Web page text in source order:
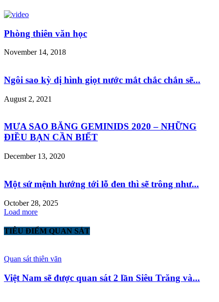
Phòng thiên văn học
November 14, 2018
Ngôi sao kỳ dị hình giọt nước mắt chắc chắn sẽ...
August 2, 2021
MƯA SAO BĂNG GEMINIDS 2020 – NHỮNG
ĐIỀU BẠN CẦN BIẾT
December 13, 2020
Một sứ mệnh hướng tới lỗ đen thì sẽ trông như...
October 28, 2025
Load more
TIÊU ĐIỂM QUAN SÁT
Quan sát thiên văn
Việt Nam sẽ được quan sát 2 lần Siêu Trăng và...